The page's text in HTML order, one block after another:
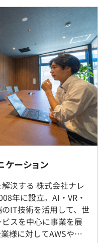
断的な業務をお任せしま
で、単調作業にならず、
可能です。
ンバーとともに自分の成
アアップを目指したい方
成長したロールモデルも
した。
ンジニアとして、「画像
局の取材も受けていま
たい！という向上心を満
レワークを行う場所を含
るものではありません）
）
ケーション
決する 株式会社ナレ
年に設立。AI・VR・
IT技術を活用して、世
スを中心に事業を展
様に対してAWSや